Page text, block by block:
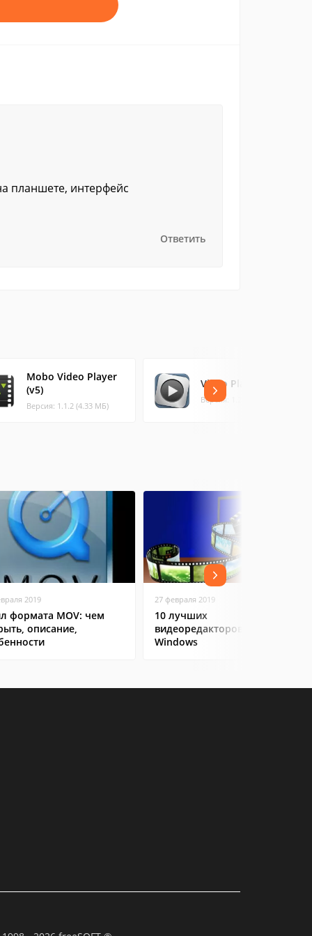
планшете, интерфейс
Ответить
Mobo Video Player
(v5)
Версия: 1.1.2 (4.33 МБ)
Video Player
Версия: 1.2.1 (0.46 МБ)
2019
формата MOV: чем
описание,
27 февраля 2019
10 лучших
видеоредакторов на
Windows